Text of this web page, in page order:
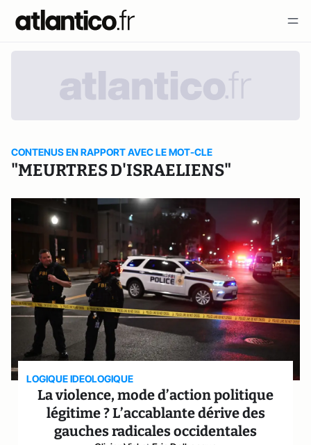
CONTENUS EN RAPPORT AVEC LE MOT-CLE
"MEURTRES D'ISRAELIENS"
LOGIQUE IDEOLOGIQUE
La violence, mode d’action politique
légitime ? L’accablante dérive des
gauches radicales occidentales